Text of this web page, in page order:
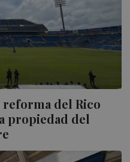
del Rico
propiedad del